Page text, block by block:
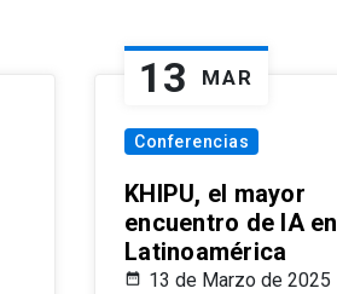
13 MAR
Conferencias
KHIPU, el mayor
encuentro de IA en
Latinoamérica
13 de Marzo de 2025